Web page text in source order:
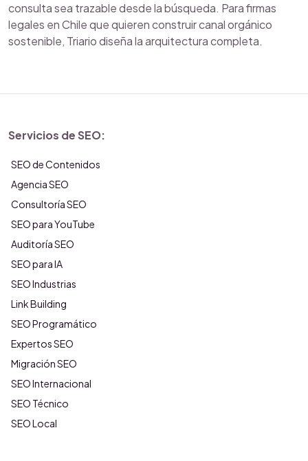
consulta sea trazable desde la búsqueda. Para firmas
legales en Chile que quieren construir canal orgánico
sostenible, Triario diseña la arquitectura completa.
Servicios de SEO:
SEO de Contenidos
Agencia SEO
Consultoría SEO
SEO para YouTube
Auditoría SEO
SEO para IA
SEO Industrias
Link Building
SEO Programático
Expertos SEO
Migración SEO
SEO Internacional
SEO Técnico
SEO Local